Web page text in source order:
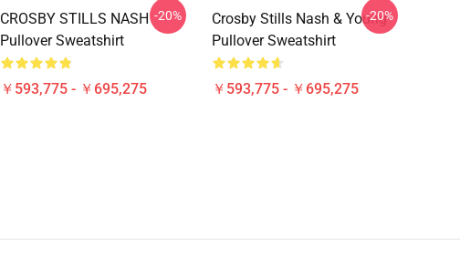
CROSBY STILLS NASH
Pullover Sweatshirt
￥593,775 - ￥695,275
-20%
Crosby Stills Nash & Young
Pullover Sweatshirt
￥593,775 - ￥695,275
-20%